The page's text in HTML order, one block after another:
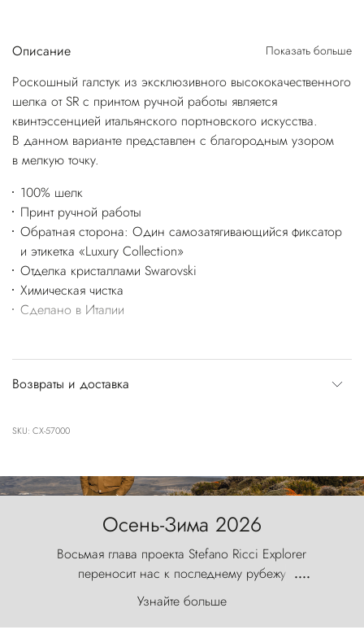
Описание Показать больше
Роскошный галстук из эксклюзивного высококачественного
шелка от SR с принтом ручной работы является
квинтэссенцией итальянского портновского искусства.
В данном варианте представлен с благородным узором
в мелкую точку.
100% шелк
Принт ручной работы
Обратная сторона: Один самозатягивающийся фиксатор
и этикетка «Luxury Collection»
Отделка кристаллами Swarovski
Химическая чистка
Сделано в Италии
Возвраты и доставка
SKU: CX-57000
Осень-Зима 2026
Восьмая глава проекта Stefano Ricci Explorer
переносит нас к последнему рубежу
первозданного мира, где ветер с
первобытной яростью ваяет ландшафт, а пики
Торрес-дель-Пайне, словно каменные стражи,
....
Узнайте больше